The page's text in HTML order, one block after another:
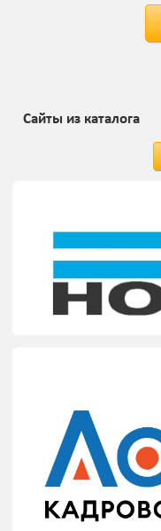
Сайты из каталога